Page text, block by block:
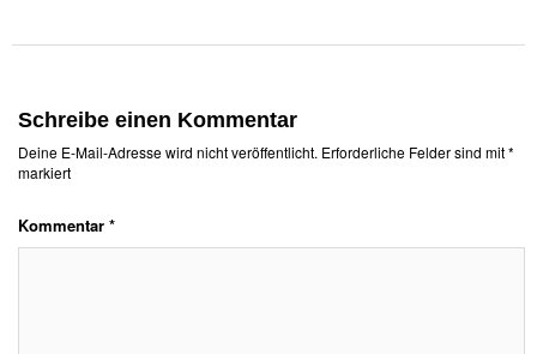
Schreibe einen Kommentar
Deine E-Mail-Adresse wird nicht veröffentlicht. Erforderliche Felder sind mit*
markiert
Kommentar *